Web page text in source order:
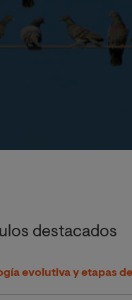
destacados
evolutiva y etapas